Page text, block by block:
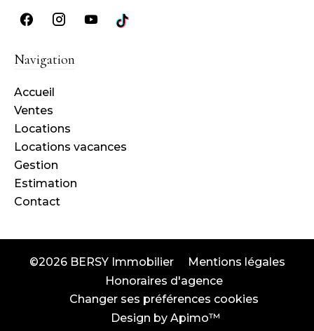
Navigation
Accueil
Ventes
Locations
Locations vacances
Gestion
Estimation
Contact
©2026 BERSY Immobilier
Mentions légales
Honoraires d'agence
Changer ses préférences cookies
Design by Apimo™